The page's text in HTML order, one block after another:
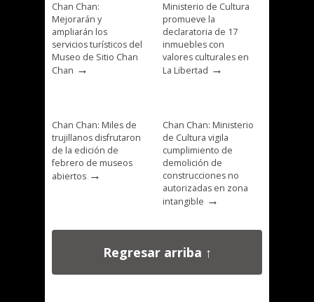
Chan Chan:
Mejorarán y
ampliarán los
servicios turísticos del
Museo de Sitio Chan
Chan →
Ministerio de Cultura
promueve la
declaratoria de 17
inmuebles con
valores culturales en
La Libertad →
Chan Chan: Miles de
trujillanos disfrutaron
de la edición de
febrero de museos
abiertos →
Chan Chan: Ministerio
de Cultura vigila
cumplimiento de
demolición de
construcciones no
autorizadas en zona
intangible →
Regresar arriba ↑